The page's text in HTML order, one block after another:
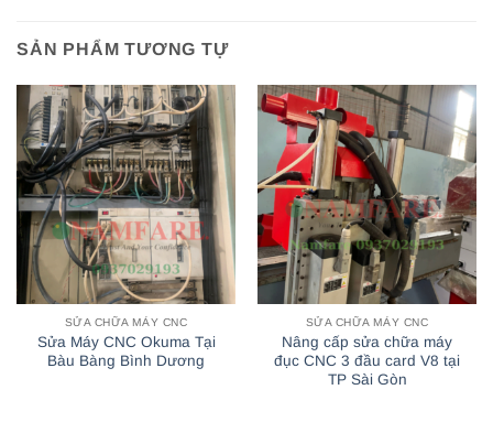
SẢN PHẨM TƯƠNG TỰ
SỬA CHỮA MÁY CNC
Sửa Máy CNC Okuma Tại
Bàu Bàng Bình Dương
SỬA CHỮA MÁY CNC
Nâng cấp sửa chữa máy
đục CNC 3 đầu card V8 tại
TP Sài Gòn